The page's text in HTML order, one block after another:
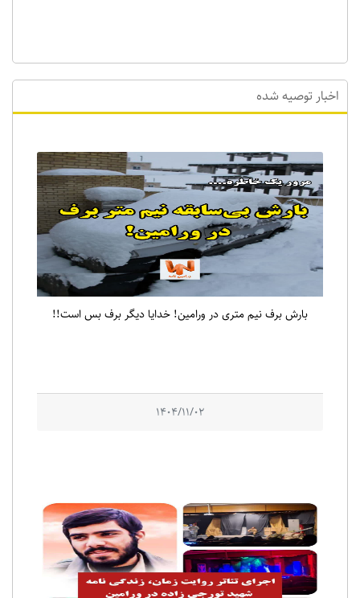
اخبار توصیه شده
بارش برف نیم متری در ورامین! خدایا دیگر برف بس است!!
1404/11/02